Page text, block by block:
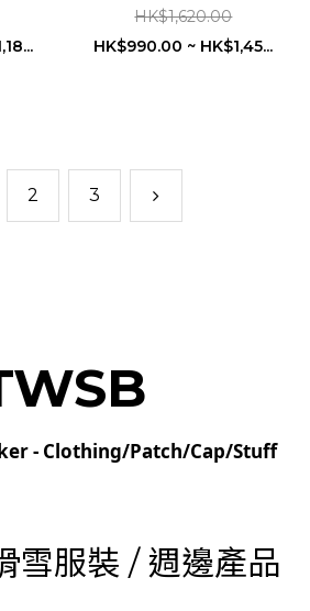
/
更
鏡 / 折扣優惠
HK$1,620.00
HK$990.00 ~ HK$1,45...
2 3
- Clothing/Patch/Cap/Stuff
雪服裝 / 週邊產品